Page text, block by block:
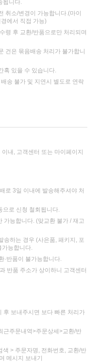
됩니다.
취소/변경이 가능합니다.(마이
에서 직접 가능)
령 후 교환/반품으로만 처리되며
건은 묶음배송 처리가 불가합니
혹 있을 수 있습니다.
송 불가 및 지연시 별도로 연락
내, 고객센터 또는 마이페이지
로 3일 이내에 발송해주셔야 처
으로 신청 철회됩니다.
가능합니다. (맞교환 불가 / 재고
송하는 경우 (사은품, 패키지, 포
능합니다.
·반품이 불가능합니다.
반품 주소가 상이하니 고객센터
후 보내주시면 보다 빠른 처리가
근주문내역>주문상세>교환/반
색 > 주문자명, 전화번호, 교환/반
메시지 보내기